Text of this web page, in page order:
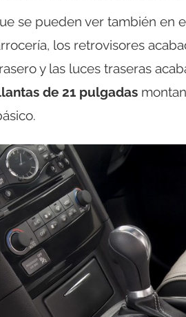
se pueden ver también en
los retrovisores
y las luces traseras
de 21 pulgadas